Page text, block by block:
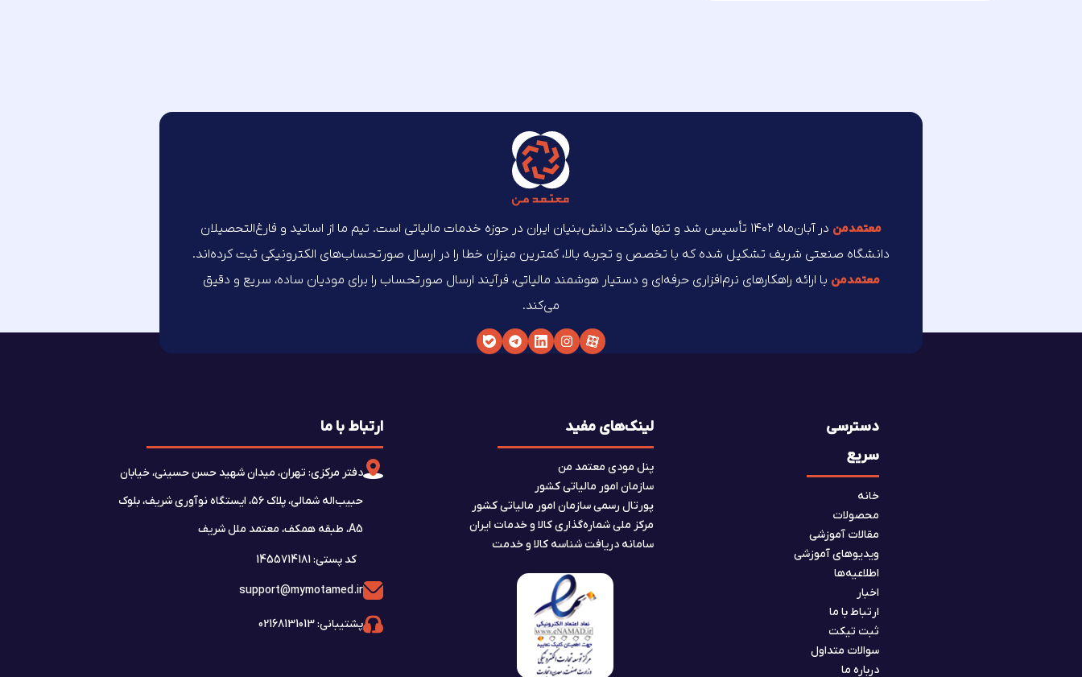
معتمد‌من
در آبان‌ماه ۱۴۰۲ تأسیس شد و تنها شرکت دانش‌بنیان ایران در حوزه خدمات مالیاتی است. تیم ما از اساتید و فارغ‌التحصیلان
دانشگاه صنعتی شریف تشکیل شده که با تخصص و تجربه بالا، کمترین میزان خطا را در ارسال صورتحساب‌های الکترونیکی ثبت کرده‌اند.
معتمد‌من با ارائه راهکارهای نرم‌افزاری حرفه‌ای و دستیار هوشمند مالیاتی، فرآیند ارسال صورتحساب را برای مودیان ساده، سریع و دقیق
می‌کند.
ارتباط با ما
دفتر مرکزی: تهران، میدان شهید حسن حسینی، خیابان
حبیب‌اله شمالی، پلاک ۵۶، ایستگاه نوآوری شریف، بلوک
A5، طبقه همکف، معتمد ملل شریف
کد پستی: 1455714181
support@mymotamed.ir
پشتیبانی: 02168131013
لینک‌های مفید
پنل مودی معتمد من
سازمان امور مالیاتی کشور
پورتال رسمی سازمان امور مالیاتی کشور
مرکز ملی شماره‌گذاری کالا و خدمات ایران
سامانه دریافت شناسه کالا و خدمت
دسترسی
سریع
خانه
محصولات
مقالات آموزشی
ویدیوهای آموزشی
اطلاعیه‌ها
اخبار
ارتباط با ما
ثبت تیکت
سوالات متداول
درباره ما